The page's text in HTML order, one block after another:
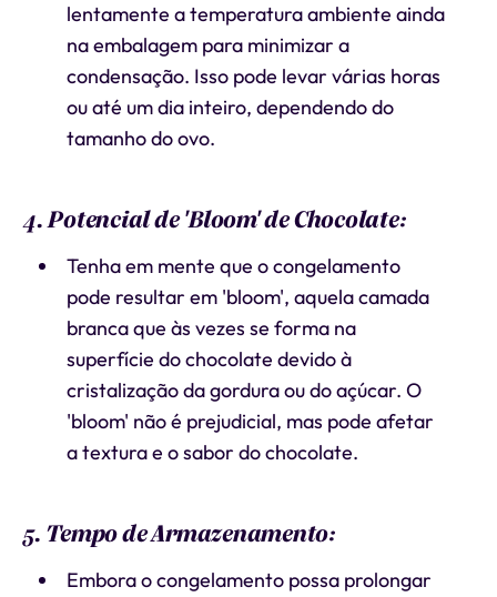
lentamente a temperatura ambiente ainda
na embalagem para minimizar a
condensação. Isso pode levar várias horas
ou até um dia inteiro, dependendo do
tamanho do ovo.
4. Potencial de 'Bloom' de Chocolate:
Tenha em mente que o congelamento
pode resultar em 'bloom', aquela camada
branca que às vezes se forma na
superfície do chocolate devido à
cristalização da gordura ou do açúcar. O
'bloom' não é prejudicial, mas pode afetar
a textura e o sabor do chocolate.
5. Tempo de Armazenamento:
Embora o congelamento possa prolongar